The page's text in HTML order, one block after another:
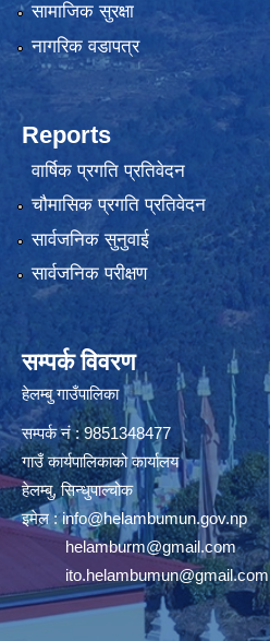
सामाजिक सुरक्षा
नागरिक वडापत्र
Reports
वार्षिक प्रगति प्रतिवेदन
चौमासिक प्रगति प्रतिवेदन
सार्वजनिक सुनुवाई
सार्वजनिक परीक्षण
सम्पर्क विवरण
हेलम्बु गाउँपालिका
सम्पर्क नं : 9851348477
गाउँ कार्यपालिकाको कार्यालय
हेलम्बु, सिन्धुपाल्चोक
इमेल :info@helambumun.gov.np
helamburm@gmail.com
ito.helambumun@gmail.com